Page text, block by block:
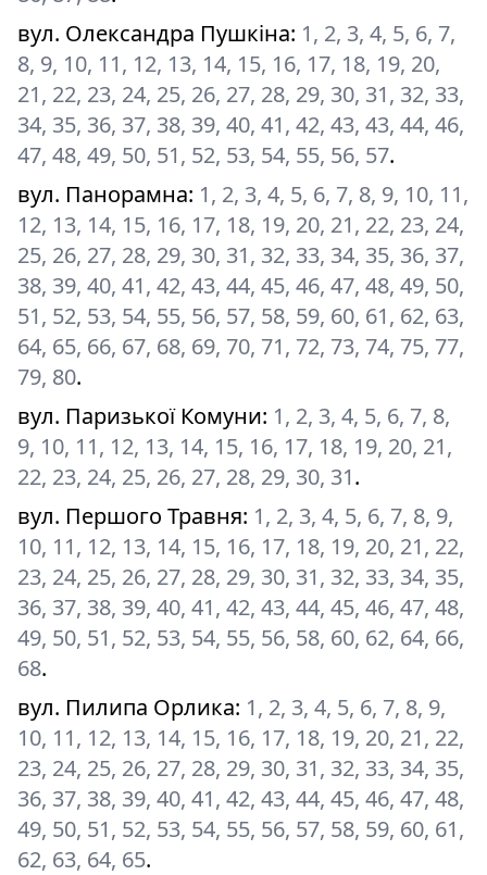
вул. Олександра Пушкіна: 1, 2, 3, 4, 5, 6, 7,
8, 9, 10, 11, 12, 13, 14, 15, 16, 17, 18, 19, 20,
21, 22, 23, 24, 25, 26, 27, 28, 29, 30, 31, 32, 33,
34, 35, 36, 37, 38, 39, 40, 41, 42, 43, 43, 44, 46,
47, 48, 49, 50, 51, 52, 53, 54, 55, 56, 57.
вул. Панорамна: 1, 2, 3, 4, 5, 6, 7, 8, 9, 10, 11,
12, 13, 14, 15, 16, 17, 18, 19, 20, 21, 22, 23, 24,
25, 26, 27, 28, 29, 30, 31, 32, 33, 34, 35, 36, 37,
38, 39, 40, 41, 42, 43, 44, 45, 46, 47, 48, 49, 50,
51, 52, 53, 54, 55, 56, 57, 58, 59, 60, 61, 62, 63,
64, 65, 66, 67, 68, 69, 70, 71, 72, 73, 74, 75, 77,
79, 80.
вул. Паризької Комуни: 1, 2, 3, 4, 5, 6, 7, 8,
9, 10, 11, 12, 13, 14, 15, 16, 17, 18, 19, 20, 21,
22, 23, 24, 25, 26, 27, 28, 29, 30, 31.
вул. Першого Травня: 1, 2, 3, 4, 5, 6, 7, 8, 9,
10, 11, 12, 13, 14, 15, 16, 17, 18, 19, 20, 21, 22,
23, 24, 25, 26, 27, 28, 29, 30, 31, 32, 33, 34, 35,
36, 37, 38, 39, 40, 41, 42, 43, 44, 45, 46, 47, 48,
49, 50, 51, 52, 53, 54, 55, 56, 58, 60, 62, 64, 66,
68.
вул. Пилипа Орлика: 1, 2, 3, 4, 5, 6, 7, 8, 9,
10, 11, 12, 13, 14, 15, 16, 17, 18, 19, 20, 21, 22,
23, 24, 25, 26, 27, 28, 29, 30, 31, 32, 33, 34, 35,
36, 37, 38, 39, 40, 41, 42, 43, 44, 45, 46, 47, 48,
49, 50, 51, 52, 53, 54, 55, 56, 57, 58, 59, 60, 61,
62, 63, 64, 65.